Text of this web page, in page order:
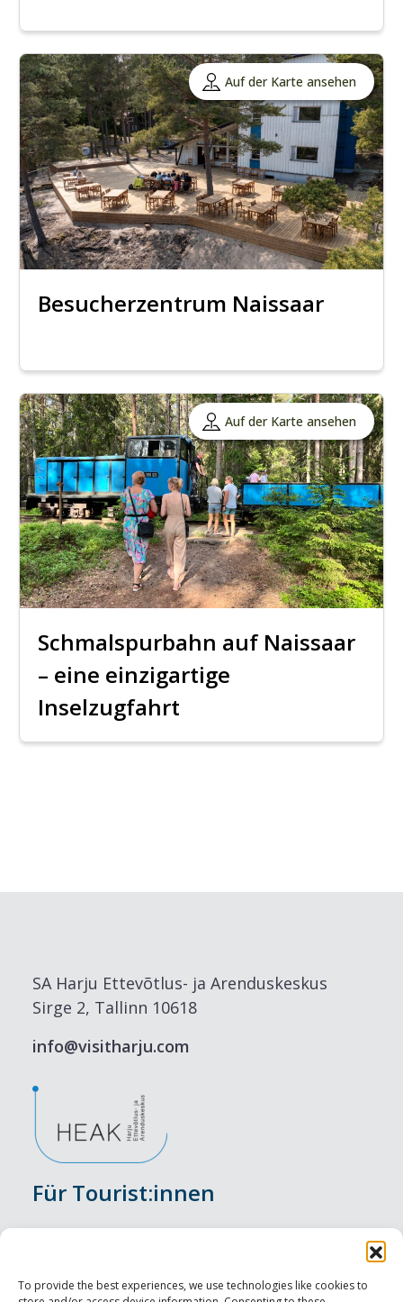
To provide the best experiences, we use technologies like cookies to
Auf der Karte ansehen
Besucherzentrum Naissaar
Auf der Karte ansehen
Schmalspurbahn auf Naissaar
– eine einzigartige
Inselzugfahrt
SA Harju Ettevõtlus- ja Arenduskeskus
Sirge 2, Tallinn 10618
info@visitharju.com
Für Tourist:innen
Unterkunft